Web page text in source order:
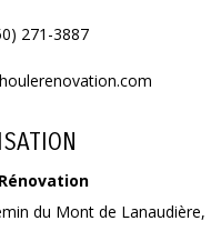
271-3887
du Mont de Lanaudière,